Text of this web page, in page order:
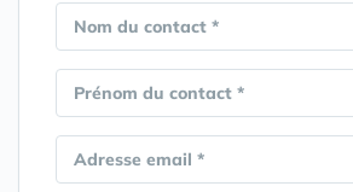
Nom du contact *
Prénom du contact *
Adresse email *